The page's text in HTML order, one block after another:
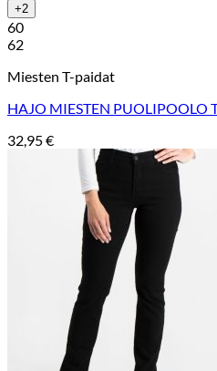
+2
60
62
Miesten T-paidat
HAJO MIESTEN PUOLIPOOLO
32,95€